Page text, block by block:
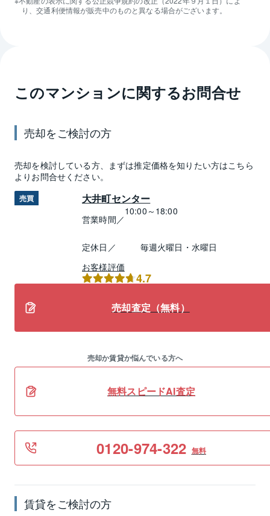
り、交通利便情報が販売中のものと異なる場合がございます。
このマンションに関するお問合せ
売却をご検討の方
売却を検討している方、まずは推定価格を知りたい方はこちら
よりお問合せください。
売買 大井町センター
営業時間／
10:00～18:00
定休日／
毎週火曜日・水曜日
お客様評価
4.7
売却査定（無料）
売却か賃貸か悩んでいる方へ
無料スピードAI査定
0120-974-322 無料
賃貸をご検討の方